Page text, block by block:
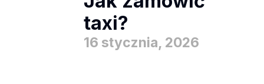
taxi?
16 stycznia, 2026